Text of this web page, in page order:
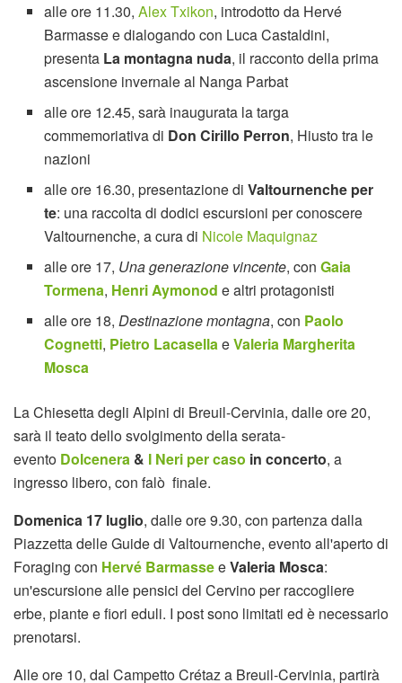
alle ore 11.30,Alex Txikon, introdotto da Hervé
Barmasse e dialogando con Luca Castaldini,
presenta La montagna nuda, il racconto della prima
ascensione invernale al Nanga Parbat
alle ore 12.45, sarà inaugurata la targa
commemoriativa di Don Cirillo Perron, Hiusto tra le
nazioni
alle ore 16.30, presentazione diValtournenche per
te: una raccolta di dodici escursioni per conoscere
Valtournenche, a cura di Nicole Maquignaz
alle ore 17, Una generazione vincente, conGaia
Tormena, Henri Aymonod e altri protagonisti
alle ore 18,Destinazione montagna, con Paolo
Cognetti, Pietro LacasellaeValeria Margherita
Mosca
La Chiesetta degli Alpini di Breuil-Cervinia, dalle ore 20,
sarà il teato dello svolgimento della serata-
evento Dolcenera & I Neri per caso in concerto, a
ingresso libero, con falò finale.
Domenica 17 luglio, dalle ore 9.30, con partenza dalla
Piazzetta delle Guide di Valtournenche, evento all'aperto di
Foraging con Hervé BarmasseeValeria Mosca:
un'escursione alle pensici del Cervino per raccogliere
erbe, piante e fiori eduli. I post sono limitati ed è necessario
prenotarsi.
Alle ore 10, dal Campetto Crétaz a Breuil-Cervinia, partirà